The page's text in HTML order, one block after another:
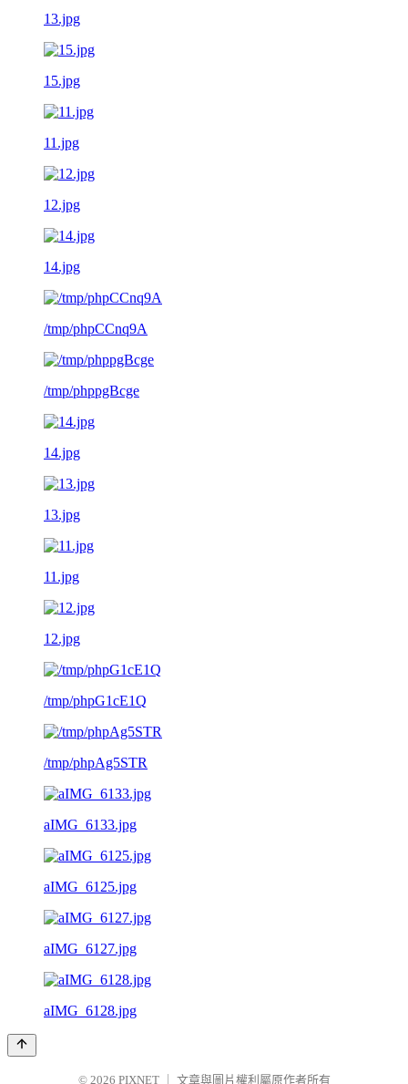
13.jpg
15.jpg
11.jpg
12.jpg
14.jpg
/tmp/phpCCnq9A
/tmp/phppgBcge
14.jpg
13.jpg
11.jpg
12.jpg
/tmp/phpG1cE1Q
/tmp/phpAg5STR
aIMG_6133.jpg
aIMG_6125.jpg
aIMG_6127.jpg
aIMG_6128.jpg
© 2026 PIXNET 文章與圖片權利屬原作者所有